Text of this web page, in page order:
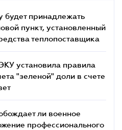
будет принадлежать
пункт, установленный
теплопоставщика
установила правила
"зеленой" доли в счете
ли военное
профессионального